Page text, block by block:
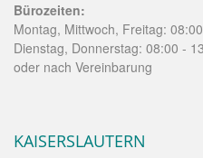
Bürozeiten:
Montag, Mittwoch, Freitag:
Dienstag, Donnerstag: 08:00 -
oder nach Vereinbarung
KAISERSLAUTERN